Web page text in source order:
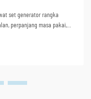
set generator rangka
perpanjang masa pakai,